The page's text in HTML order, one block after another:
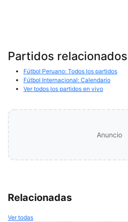
Partidos relacionados
Fútbol Peruano: Todos los partidos
Fútbol Internacional: Calendario
Ver todos los partidos en vivo
Anuncio
Relacionadas
Ver todas